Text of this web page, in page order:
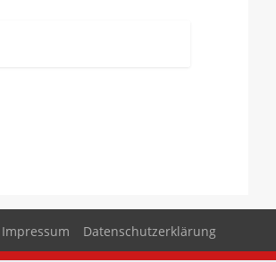
Impressum Datenschutzerklärung